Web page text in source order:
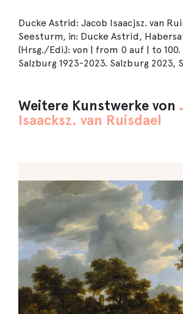
Ducke Astrid: Jacob Isaacjsz. van
Seesturm, in: Ducke Astrid,
(Hrsg./Edi.): von | from 0 auf | to
Salzburg 1923-2023. Salzburg 2023,
Weitere Kunstwerke von
Isaacksz. van Ruisdael